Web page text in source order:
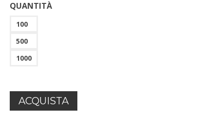
QUANTITÀ
100
500
1000
ACQUISTA